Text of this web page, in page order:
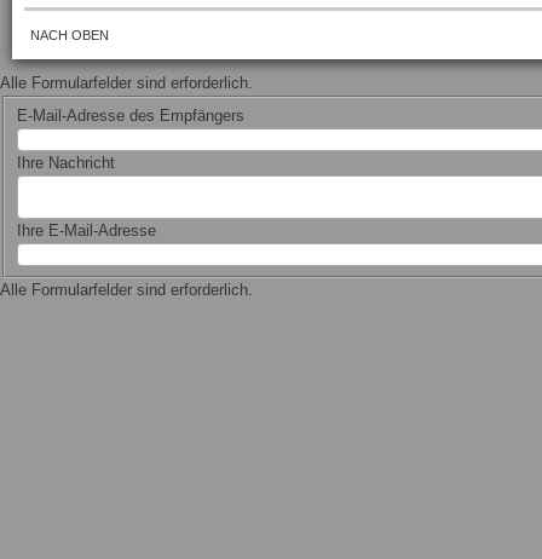
NACH OBEN
Alle Formularfelder sind erforderlich.
E-Mail-Adresse des Empfängers
Ihre Nachricht
Ihre E-Mail-Adresse
Alle Formularfelder sind erforderlich.